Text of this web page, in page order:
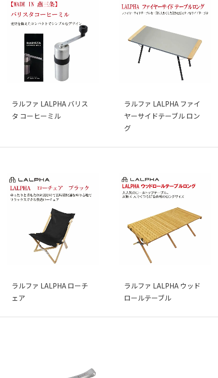
ラルファ LALPHA バリス
タ コーヒーミル
ラルファ LALPHA ファイ
ヤーサイドテーブル ロン
グ
ラルファ LALPHA ローチ
ェア
ラルファ LALPHA ウッド
ロールテーブル